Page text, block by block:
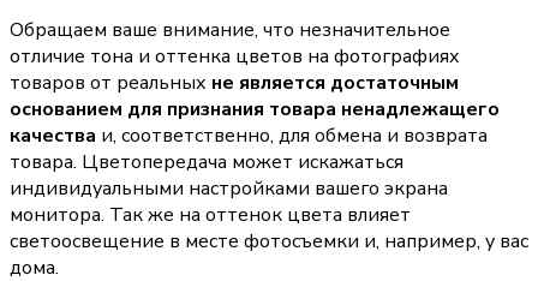
Обращаем ваше внимание, что незначительное
отличие тона и оттенка цветов на фотографиях
товаров от реальных не является достаточным
основанием для признания товара ненадлежащего
качества и, соответственно, для обмена и возврата
товара. Цветопередача может искажаться
индивидуальными настройками вашего экрана
монитора. Так же на оттенок цвета влияет
светоосвещение в месте фотосъемки и, например, у вас
дома.